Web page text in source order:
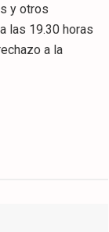
y otros
las 19.30 horas
a la